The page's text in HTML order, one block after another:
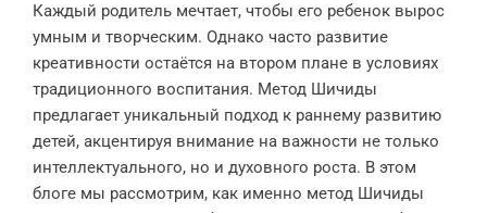
Каждый родитель мечтает, чтобы его ребенок вырос
умным и творческим. Однако часто развитие
креативности остаётся на втором плане в условиях
традиционного воспитания. Метод Шичиды
предлагает уникальный подход к раннему развитию
детей, акцентируя внимание на важности не только
интеллектуального, но и духовного роста. В этом
блоге мы рассмотрим, как именно метод Шичиды